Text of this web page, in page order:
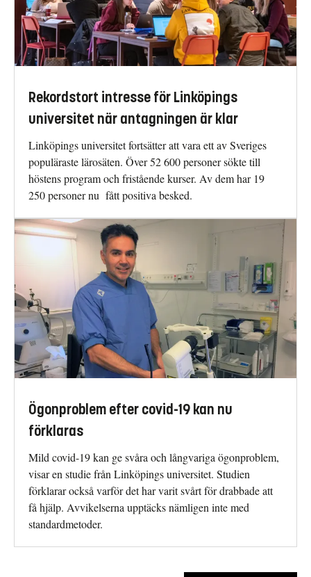
Rekordstort intresse för Linköpings
universitet när antagningen är klar
Linköpings universitet fortsätter att vara ett av Sveriges
populäraste lärosäten. Över 52 600 personer sökte till
höstens program och fristående kurser. Av dem har 19
250 personer nu fått positiva besked.
Ögonproblem efter covid-19 kan nu
förklaras
Mild covid-19 kan ge svåra och långvariga ögonproblem,
visar en studie från Linköpings universitet. Studien
förklarar också varför det har varit svårt för drabbade att
få hjälp. Avvikelserna upptäcks nämligen inte med
standardmetoder.